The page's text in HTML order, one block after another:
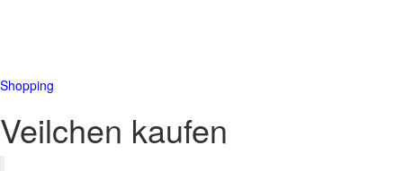
Shopping
Veilchen kaufen